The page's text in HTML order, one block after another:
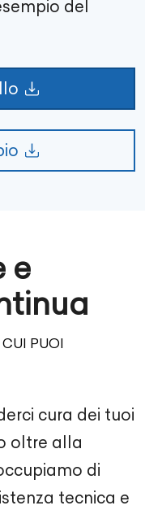
del
e
PUOI
cura dei tuoi
oltre alla
di
tecnica e